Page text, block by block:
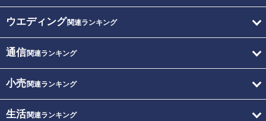
ウエディング関連ランキング
通信関連ランキング
小売関連ランキング
生活関連ランキング